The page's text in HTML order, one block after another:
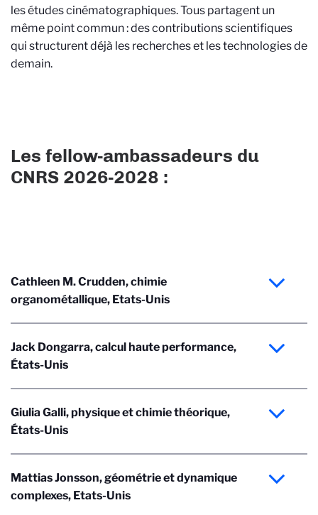
les études cinématographiques. Tous partagent un
même point commun : des contributions scientifiques
qui structurent déjà les recherches et les technologies de
demain.
Les fellow-ambassadeurs du
CNRS 2026-2028 :
Cathleen M. Crudden, chimie
organométallique, Etats-Unis
Jack Dongarra, calcul haute performance,
États-Unis
Giulia Galli, physique et chimie théorique,
États-Unis
Mattias Jonsson, géométrie et dynamique
complexes, Etats-Unis